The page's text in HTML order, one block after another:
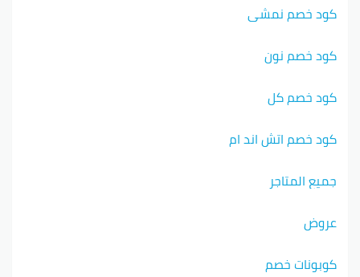
كود خصم نمشي
كود خصم نون
كود خصم كل
كود خصم اتش اند ام
جميع المتاجر
عروض
كوبونات خصم